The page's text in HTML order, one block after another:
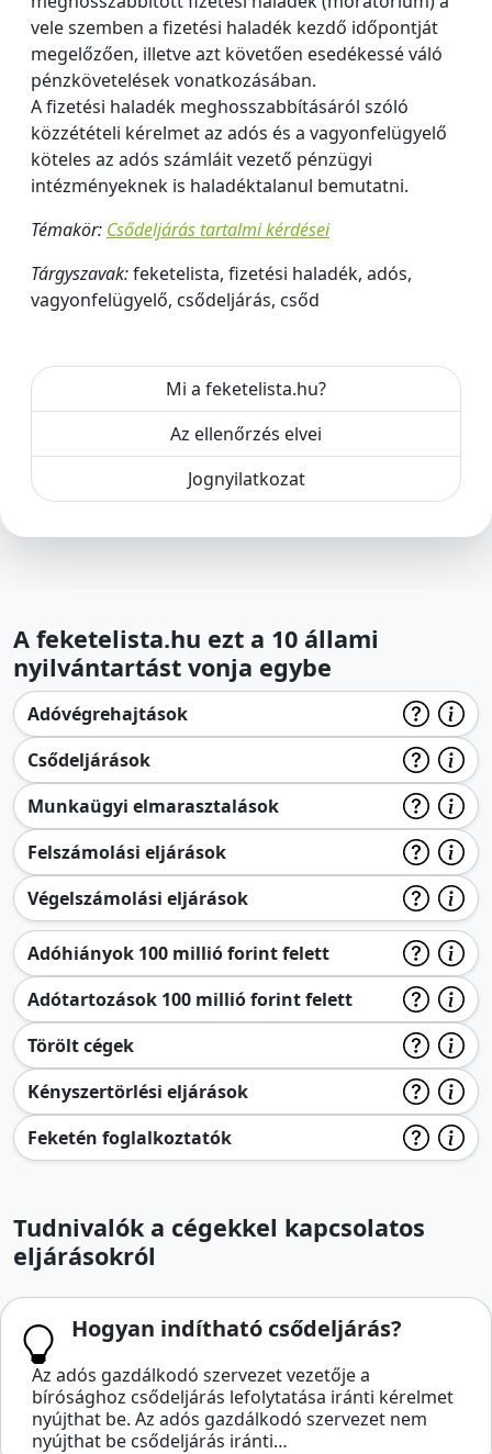
vele szemben a fizetési haladék kezdő időpontját
megelőzően, illetve azt követően esedékessé váló
pénzkövetelések vonatkozásában.
A fizetési haladék meghosszabbításáról szóló
közzétételi kérelmet az adós és a vagyonfelügyelő
köteles az adós számláit vezető pénzügyi
intézményeknek is haladéktalanul bemutatni.
Témakör: Csődeljárás tartalmi kérdései
Tárgyszavak:feketelista, fizetési haladék, adós,
vagyonfelügyelő, csődeljárás, csőd
Mi a feketelista.hu?
Az ellenőrzés elvei
Jognyilatkozat
A feketelista.hu ezt a 10 állami
nyilvántartást vonja egybe
Adóvégrehajtások
Csődeljárások
Munkaügyi elmarasztalások
Felszámolási eljárások
Végelszámolási eljárások
Adóhiányok 100 millió forint felett
Adótartozások 100 millió forint felett
Törölt cégek
Kényszertörlési eljárások
Feketén foglalkoztatók
Tudnivalók a cégekkel kapcsolatos
eljárásokról
Hogyan indítható csődeljárás?
Az adós gazdálkodó szervezet vezetője a
bírósághoz csődeljárás lefolytatása iránti kérelmet
nyújthat be. Az adós gazdálkodó szervezet nem
nyújthat be csődeljárás iránti…